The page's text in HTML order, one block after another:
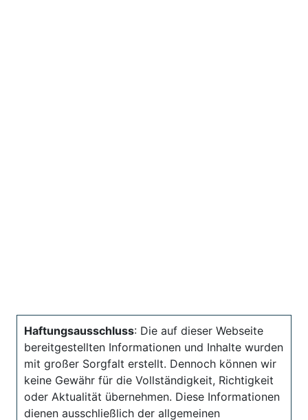
Haftungsausschluss: Die auf dieser Webseite
bereitgestellten Informationen und Inhalte wurden
mit großer Sorgfalt erstellt. Dennoch können wir
keine Gewähr für die Vollständigkeit, Richtigkeit
oder Aktualität übernehmen. Diese Informationen
dienen ausschließlich der allgemeinen